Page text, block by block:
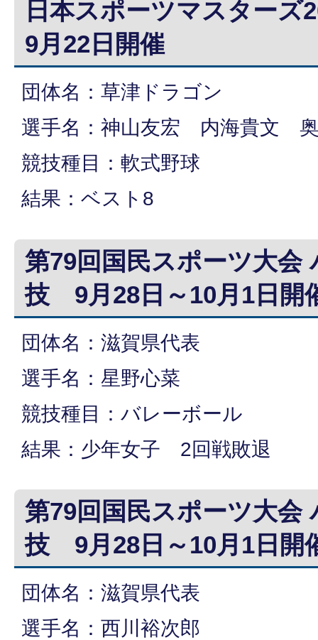
日本スポーツマスター
9月22日開催
団体名：草津ドラゴン
選手名：神山友宏 内海貴文
競技種目：軟式野球
結果：ベスト8
第79回国民スポーツ大会
技 9月28日～10月1日開
団体名：滋賀県代表
選手名：星野心菜
競技種目：バレーボール
結果：少年女子 2回戦敗退
第79回国民スポーツ大会
技 9月28日～10月1日開
団体名：滋賀県代表
選手名：西川裕次郎